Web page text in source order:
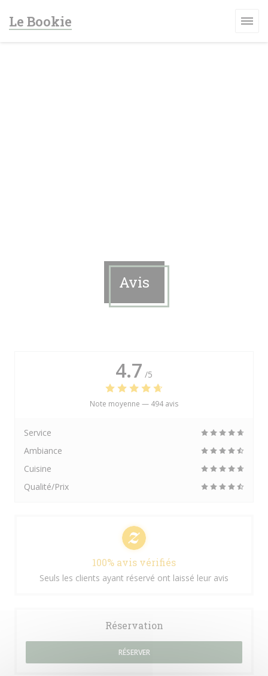
Le Bookie
Avis
4.7 /5
Note moyenne — 494 avis
Service
Ambiance
Cuisine
Qualité/Prix
100% avis vérifiés
Seuls les clients ayant réservé ont laissé leur avis
Réservation
RÉSERVER